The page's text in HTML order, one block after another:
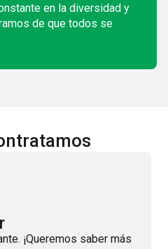
en la diversidad y
de que todos se
¡Queremos saber más